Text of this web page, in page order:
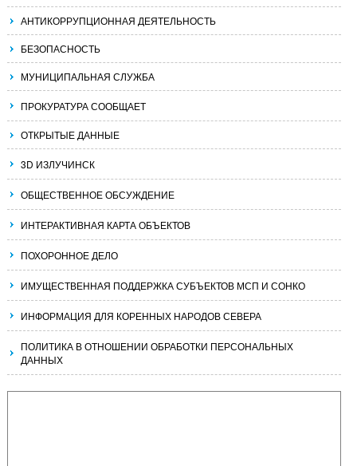
АНТИКОРРУПЦИОННАЯ ДЕЯТЕЛЬНОСТЬ
БЕЗОПАСНОСТЬ
МУНИЦИПАЛЬНАЯ СЛУЖБА
ПРОКУРАТУРА СООБЩАЕТ
ОТКРЫТЫЕ ДАННЫЕ
3D ИЗЛУЧИНСК
ОБЩЕСТВЕННОЕ ОБСУЖДЕНИЕ
ИНТЕРАКТИВНАЯ КАРТА ОБЪЕКТОВ
ПОХОРОННОЕ ДЕЛО
ИМУЩЕСТВЕННАЯ ПОДДЕРЖКА СУБЪЕКТОВ МСП И СОНКО
ИНФОРМАЦИЯ ДЛЯ КОРЕННЫХ НАРОДОВ СЕВЕРА
ПОЛИТИКА В ОТНОШЕНИИ ОБРАБОТКИ ПЕРСОНАЛЬНЫХ
ДАННЫХ